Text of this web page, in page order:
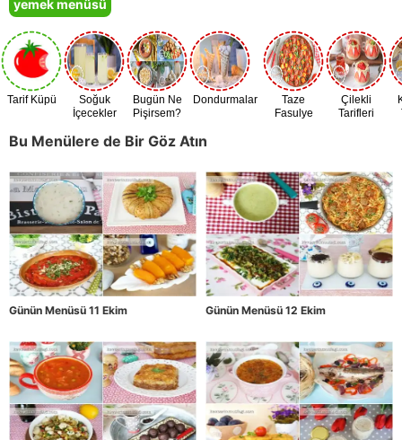
yemek menüsü
Tarif Küpü
Soğuk
İçecekler
Bugün Ne
Pişirsem?
Dondurmalar
Taze
Fasulye
Çilekli
Tarifleri
Bu Menülere de Bir Göz Atın
Günün Menüsü 11 Ekim Günün Menüsü 12 Ekim